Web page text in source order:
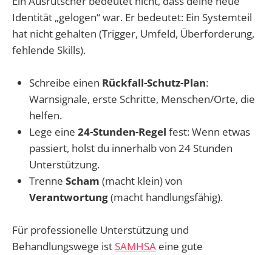
Identität „gelogen“ war. Er bedeutet: Ein Systemteil
hat nicht gehalten (Trigger, Umfeld, Überforderung,
fehlende Skills).
Schreibe einen Rückfall-Schutz-Plan:
Warnsignale, erste Schritte, Menschen/Orte, die
helfen.
Lege eine 24-Stunden-Regel fest: Wenn etwas
passiert, holst du innerhalb von 24 Stunden
Unterstützung.
Trenne Scham (macht klein) von
Verantwortung(macht handlungsfähig).
Für professionelle Unterstützung und
Behandlungswege ist SAMHSA eine gute